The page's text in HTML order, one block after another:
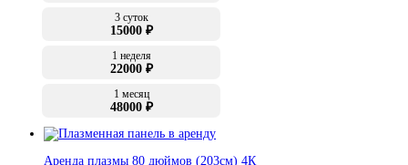
3 суток
15000 ₽
1 неделя
22000 ₽
1 месяц
48000 ₽
Аренда плазмы 80 дюймов (203см) 4К